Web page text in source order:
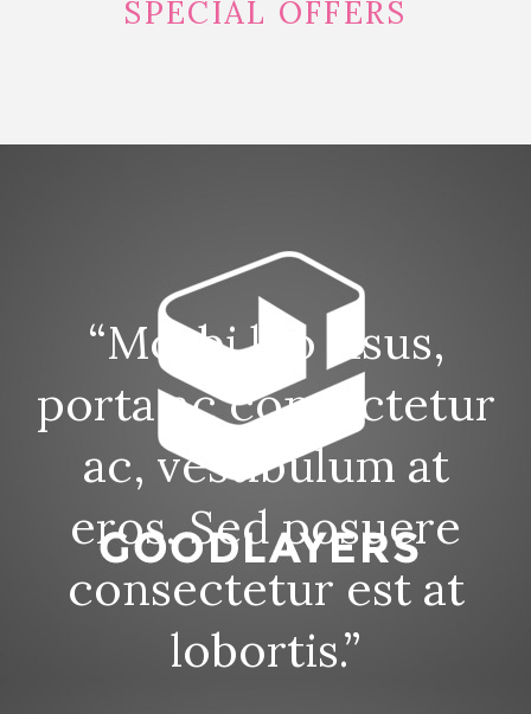
SPECIAL OFFERS
“Morbi leo risus,
porta ac consectetur
ac, vestibulum at
eros. Sed posuere
consectetur est at
lobortis.”